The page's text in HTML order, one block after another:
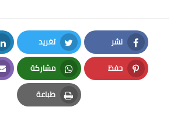
نشر
Facebook
تغريد
Twitter
حفظ
Pinterest
مشاركة
Whatsapp
طباعة
Print